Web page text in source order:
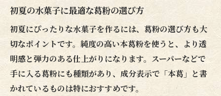
初夏の水菓子に最適な葛粉の選び方
初夏にぴったりな水菓子を作るには、葛粉の選び方も大
切なポイントです。純度の高い本葛粉を使うと、より透
明感と弾力のある仕上がりになります。スーパーなどで
手に入る葛粉にも種類があり、成分表示で「本葛」と書
かれているものは特におすすめです。